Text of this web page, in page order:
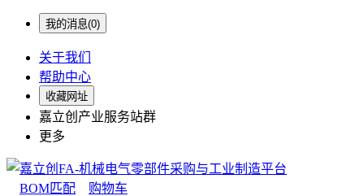
我的消息(0)
关于我们
帮助中心
收藏网址
嘉立创产业服务站群
更多
BOM匹配 购物车